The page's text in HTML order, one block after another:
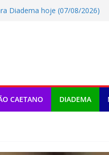
Diadema hoje (07/08/2026)
Rio Grande Da Serra hoje
Ribeirao Pires hoje (07/08/
CAETANO DIADEMA